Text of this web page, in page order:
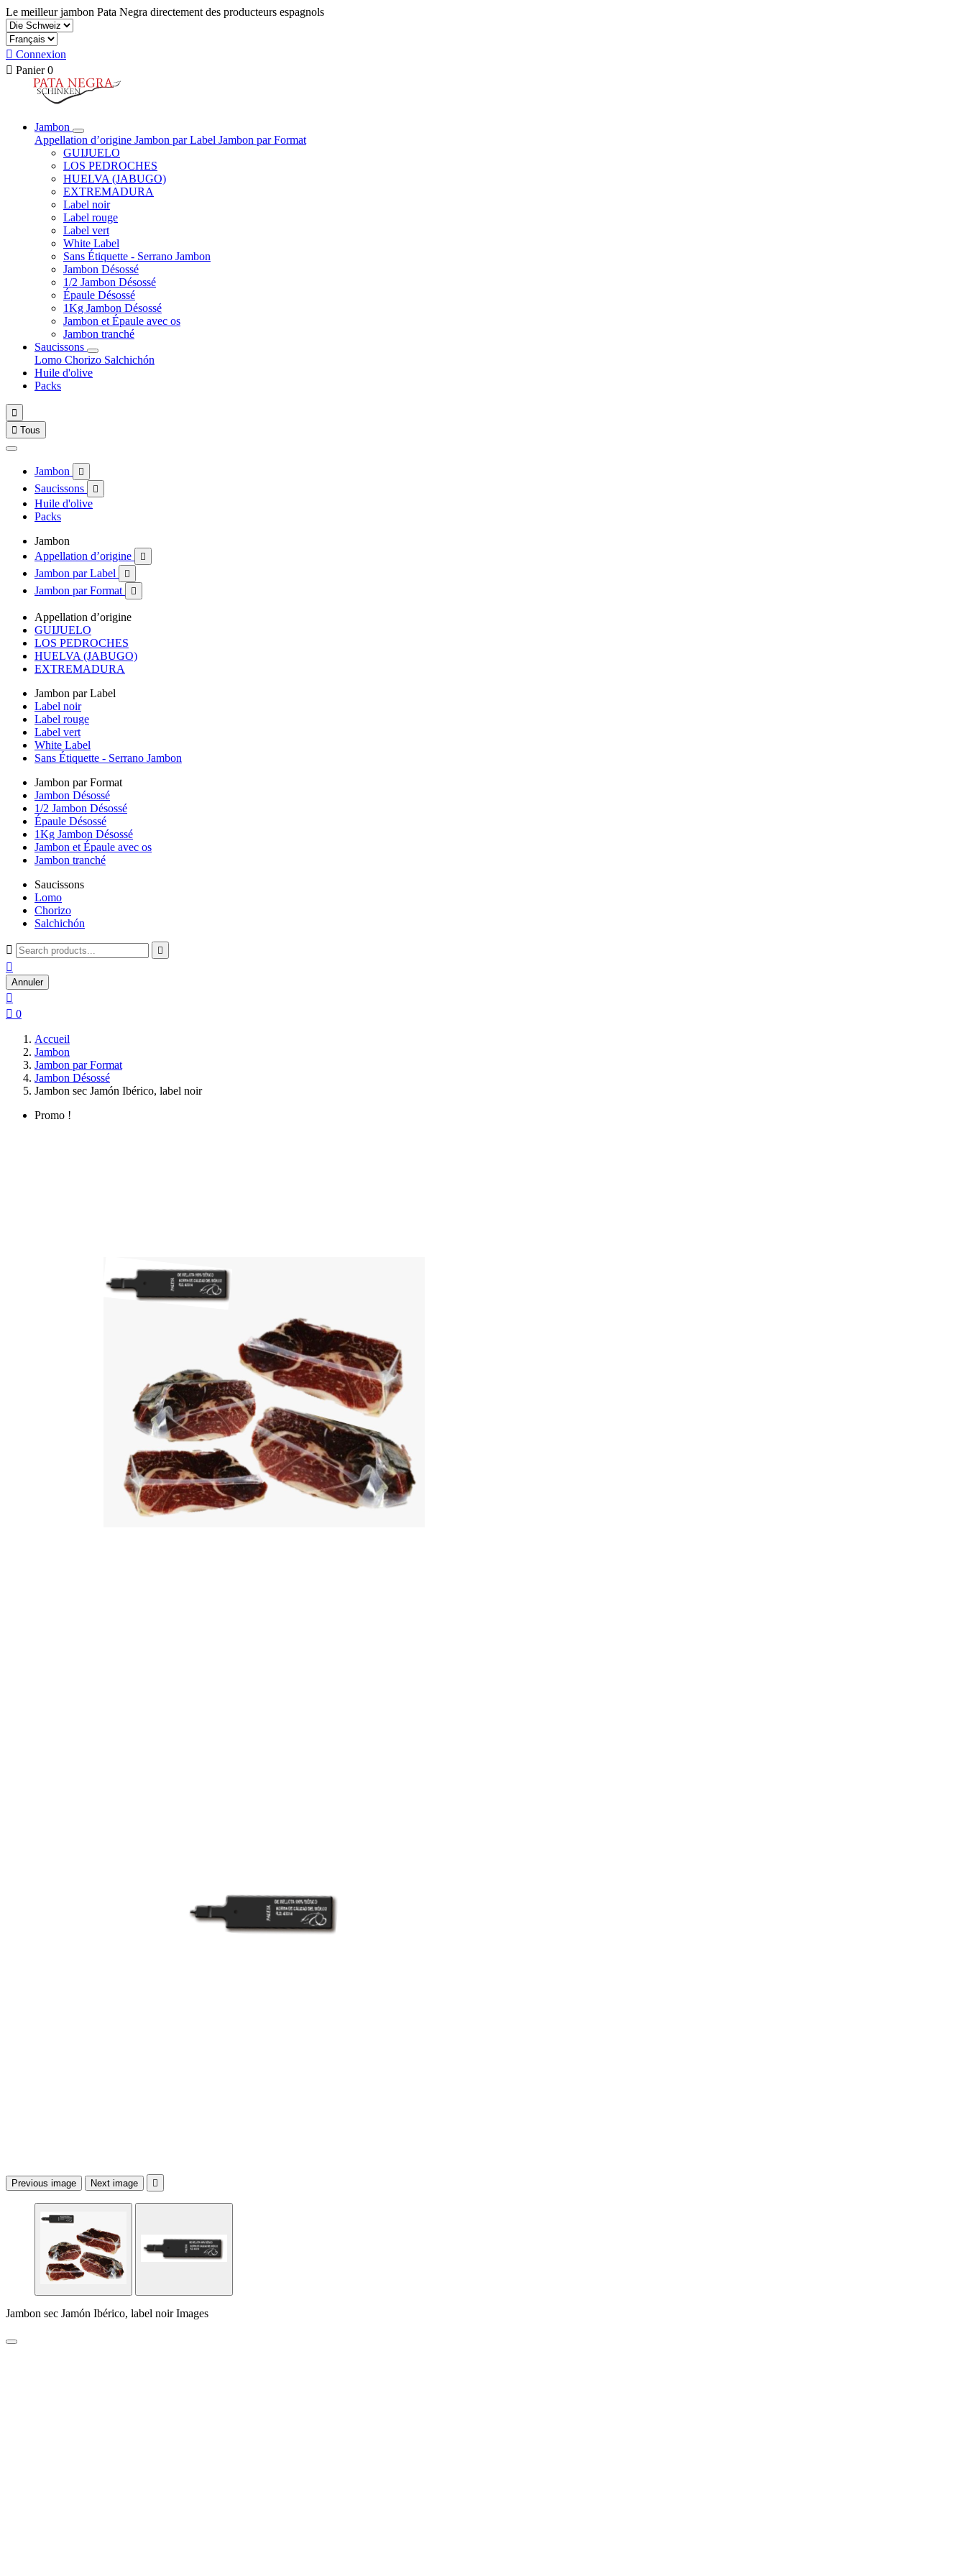
Le meilleur jambon Pata Negra directement des producteurs espagnols
 Connexion
 Panier 0
Jambon
Appellation d’origine Jambon par Label Jambon par Format
GUIJUELO
LOS PEDROCHES
HUELVA (JABUGO)
EXTREMADURA
Label noir
Label rouge
Label vert
White Label
Sans Étiquette - Serrano Jambon
Jambon Désossé
1/2 Jambon Désossé
Épaule Désossé
1Kg Jambon Désossé
Jambon et Épaule avec os
Jambon tranché
Saucissons
Lomo Chorizo Salchichón
Huile d'olive
Packs

 Tous
Jambon 
Saucissons 
Huile d'olive
Packs
Jambon
Appellation d’origine

Jambon par Label 
Jambon par Format 
Appellation d’origine
GUIJUELO
LOS PEDROCHES
HUELVA (JABUGO)
EXTREMADURA
Jambon par Label
Label noir
Label rouge
Label vert
White Label
Sans Étiquette - Serrano Jambon
Jambon par Format
Jambon Désossé
1/2 Jambon Désossé
Épaule Désossé
1Kg Jambon Désossé
Jambon et Épaule avec os
Jambon tranché
Saucissons
Lomo
Chorizo
Salchichón
 

Annuler

 0
Accueil
Jambon
Jambon par Format
Jambon Désossé
Jambon sec Jamón Ibérico, label noir
Promo !
Previous image Next image 
Jambon sec Jamón Ibérico, label noir Images